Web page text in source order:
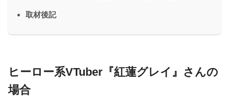
取材後記
ヒーロー系VTuber『紅蓮グレイ』さんの
場合